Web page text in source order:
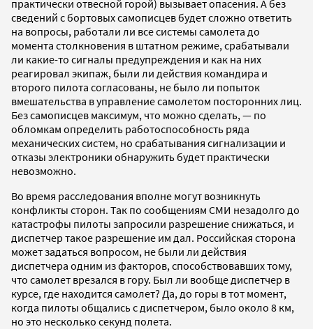
практически отвесной горой) вызывает опасения. А без
сведений с бортовых самописцев будет сложно ответить
на вопросы, работали ли все системы самолета до
момента столкновения в штатном режиме, срабатывали
ли какие-то сигналы предупреждения и как на них
реагировал экипаж, были ли действия командира и
второго пилота согласованы, не было ли попыток
вмешательства в управление самолетом посторонних лиц.
Без самописцев максимум, что можно сделать, — по
обломкам определить работоспособность ряда
механических систем, но срабатывания сигнализации и
отказы электроники обнаружить будет практически
невозможно.
Во время расследования вполне могут возникнуть
конфликты сторон. Так по сообщениям СМИ незадолго до
катастрофы пилоты запросили разрешение снижаться, и
диспетчер такое разрешение им дал. Российская сторона
может задаться вопросом, не были ли действия
диспетчера одним из факторов, способствовавших тому,
что самолет врезался в гору. Был ли вообще диспетчер в
курсе, где находится самолет? Да, до горы в тот момент,
когда пилоты общались с диспетчером, было около 8 км,
но это несколько секунд полета.